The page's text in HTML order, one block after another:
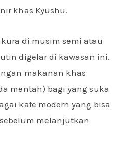
khas Kyushu.
di musim semi atau
digelar di kawasan ini.
makanan khas
mentah) bagi yang suka
kafe modern yang bisa
melanjutkan